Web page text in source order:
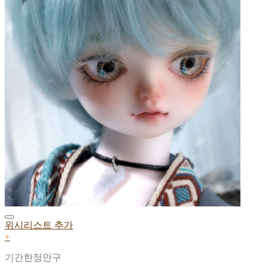
위시리스트 추가
+
기간한정안구